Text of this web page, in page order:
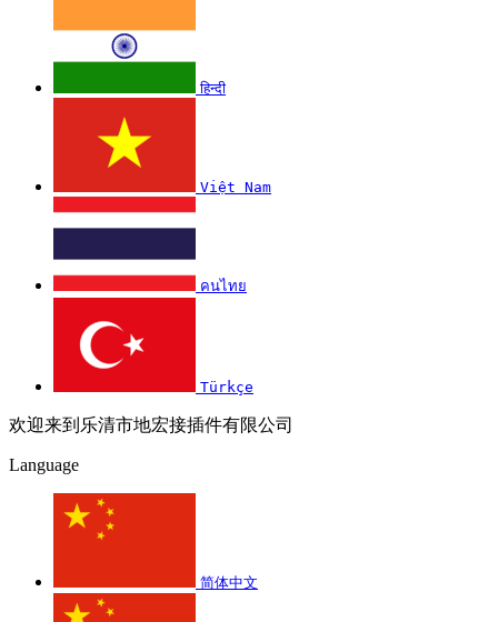
हिन्दी
Việt Nam
คนไทย
Türkçe
欢迎来到乐清市地宏接插件有限公司
Language
简体中文